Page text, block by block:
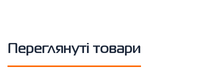
Переглянуті товари